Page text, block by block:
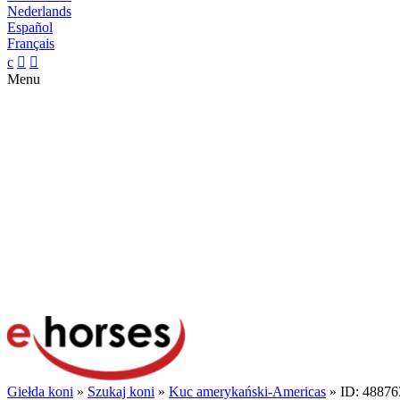
Nederlands
Español
Français
c  
Menu
Giełda koni » Szukaj koni » Kuc amerykański-Americas » ID: